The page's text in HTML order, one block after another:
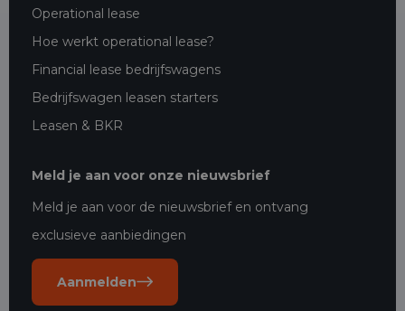
Operational lease
Hoe werkt operational lease?
Financial lease bedrijfswagens
Bedrijfswagen leasen starters
Leasen & BKR
Meld je aan voor onze nieuwsbrief
Meld je aan voor de nieuwsbrief en ontvang
exclusieve aanbiedingen
Aanmelden